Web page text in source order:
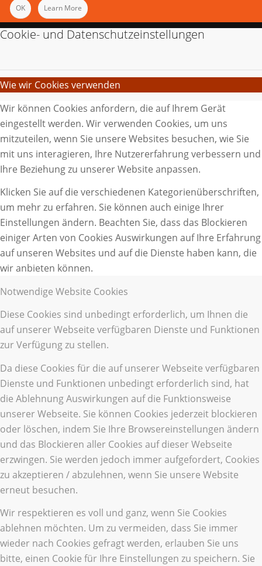
OK Learn More
Cookie- und Datenschutzeinstellungen
Wie wir Cookies verwenden
Wir können Cookies anfordern, die auf Ihrem Gerät
eingestellt werden. Wir verwenden Cookies, um uns
mitzuteilen, wenn Sie unsere Websites besuchen, wie Sie
mit uns interagieren, Ihre Nutzererfahrung verbessern und
Ihre Beziehung zu unserer Website anpassen.
Klicken Sie auf die verschiedenen Kategorienüberschriften,
um mehr zu erfahren. Sie können auch einige Ihrer
Einstellungen ändern. Beachten Sie, dass das Blockieren
einiger Arten von Cookies Auswirkungen auf Ihre Erfahrung
auf unseren Websites und auf die Dienste haben kann, die
wir anbieten können.
Notwendige Website Cookies
Diese Cookies sind unbedingt erforderlich, um Ihnen die
auf unserer Webseite verfügbaren Dienste und Funktionen
zur Verfügung zu stellen.
Da diese Cookies für die auf unserer Webseite verfügbaren
Dienste und Funktionen unbedingt erforderlich sind, hat
die Ablehnung Auswirkungen auf die Funktionsweise
unserer Webseite. Sie können Cookies jederzeit blockieren
oder löschen, indem Sie Ihre Browsereinstellungen ändern
und das Blockieren aller Cookies auf dieser Webseite
erzwingen. Sie werden jedoch immer aufgefordert, Cookies
zu akzeptieren / abzulehnen, wenn Sie unsere Website
erneut besuchen.
Wir respektieren es voll und ganz, wenn Sie Cookies
ablehnen möchten. Um zu vermeiden, dass Sie immer
wieder nach Cookies gefragt werden, erlauben Sie uns
bitte, einen Cookie für Ihre Einstellungen zu speichern. Sie